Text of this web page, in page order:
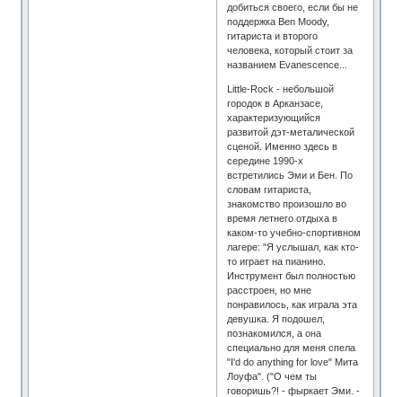
добиться своего, если бы не
поддержка Ben Moody,
гитариста и второго
человека, который стоит за
названием Evanescence...
Little-Rock - небольшой
городок в Арканзасе,
характеризующийся
развитой дэт-металической
сценой. Именно здесь в
середине 1990-х
встретились Эми и Бен. По
словам гитариста,
знакомство произошло во
время летнего отдыха в
каком-то учебно-спортивном
лагере: "Я услышал, как кто-
то играет на пианино.
Инструмент был полностью
расстроен, но мне
понравилось, как играла эта
девушка. Я подошел,
познакомился, а она
специально для меня спела
"I'd do anything for love" Мита
Лоуфа". ("О чем ты
говоришь?! - фыркает Эми. -